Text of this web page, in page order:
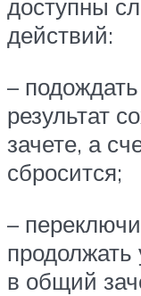
доступны
действий:
–
результат
зачете, а
сбросится;
–
продолжать
в общий